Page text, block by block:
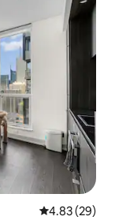
คะแนนเฉลี่ย
4.83 (29)